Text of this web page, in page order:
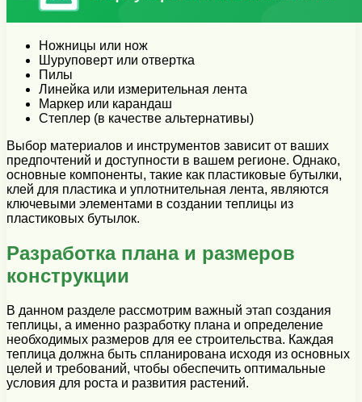
Ножницы или нож
Шуруповерт или отвертка
Пилы
Линейка или измерительная лента
Маркер или карандаш
Степлер (в качестве альтернативы)
Выбор материалов и инструментов зависит от ваших
предпочтений и доступности в вашем регионе. Однако,
основные компоненты, такие как пластиковые бутылки,
клей для пластика и уплотнительная лента, являются
ключевыми элементами в создании теплицы из
пластиковых бутылок.
Разработка плана и размеров
конструкции
В данном разделе рассмотрим важный этап создания
теплицы, а именно разработку плана и определение
необходимых размеров для ее строительства. Каждая
теплица должна быть спланирована исходя из основных
целей и требований, чтобы обеспечить оптимальные
условия для роста и развития растений.